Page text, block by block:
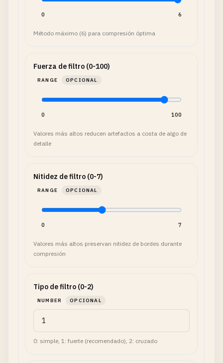
0 6
Método máximo (6) para compresión óptima
Fuerza de filtro (0-100)
RANGE OPCIONAL
0 100
Valores más altos reducen artefactos a costa de algo de
detalle
Nitidez de filtro (0-7)
RANGE OPCIONAL
0 7
Valores más altos preservan nitidez de bordes durante
compresión
Tipo de filtro (0-2)
NUMBER OPCIONAL
0: simple, 1: fuerte (recomendado), 2: cruzado